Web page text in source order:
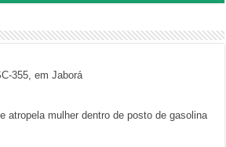
355, em Jaborá
atropela mulher dentro de posto de gasolina